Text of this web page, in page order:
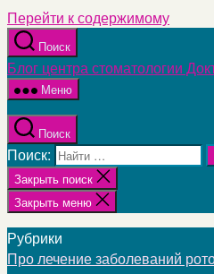
Перейти к содержимому
Поиск
Блог центра стоматологии
Меню
Поиск
Поиск:
Закрыть поиск
Закрыть меню
Рубрики
Про лечение заболеваний